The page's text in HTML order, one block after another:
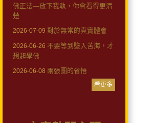
佛正法—放下我執，你會看得更清
楚
2026-07-09 對於無常的真實體會
2026-06-26 不要等到墮入苦海，才
想起學佛
2026-06-08 兩張圖的省悟
看更多